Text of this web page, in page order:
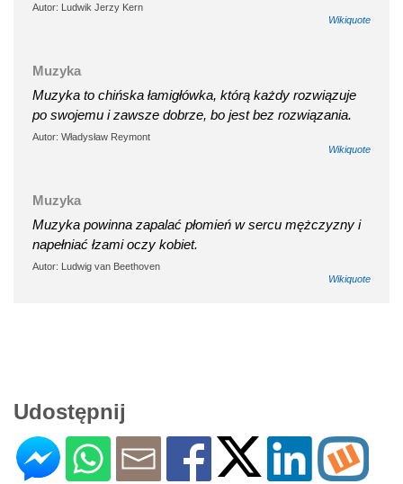
Autor: Ludwik Jerzy Kern
Wikiquote
Muzyka
Muzyka to chińska łamigłówka, którą każdy rozwiązuje
po swojemu i zawsze dobrze, bo jest bez rozwiązania.
Autor: Władysław Reymont
Wikiquote
Muzyka
Muzyka powinna zapalać płomień w sercu mężczyzny i
napełniać łzami oczy kobiet.
Autor: Ludwig van Beethoven
Wikiquote
Udostępnij